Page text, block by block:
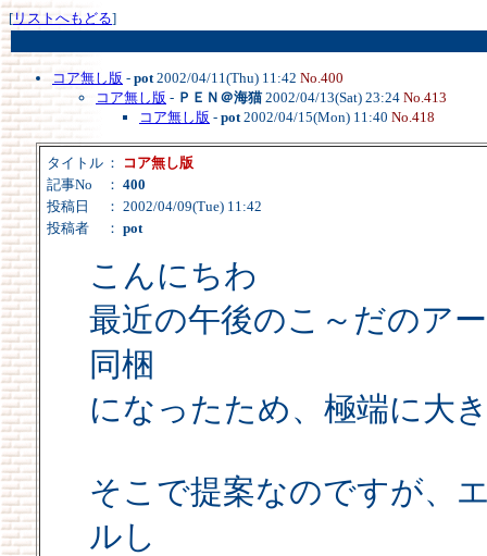
[リストへもどる]
コア無し版 - pot2002/04/11(Thu) 11:42 No.400
コア無し版 - ＰＥＮ＠海猫2002/04/13(Sat) 23:24 No.413
コア無し版 - pot2002/04/15(Mon) 11:40 No.418
タイトル ：
コア無し版
記事No
： 400
投稿日
： 2002/04/09(Tue) 11:42
投稿者
： pot
こんにちわ
最近の午後のこ～だのア
同梱
になったため、極端に大
そこで提案なのですが、
ルし